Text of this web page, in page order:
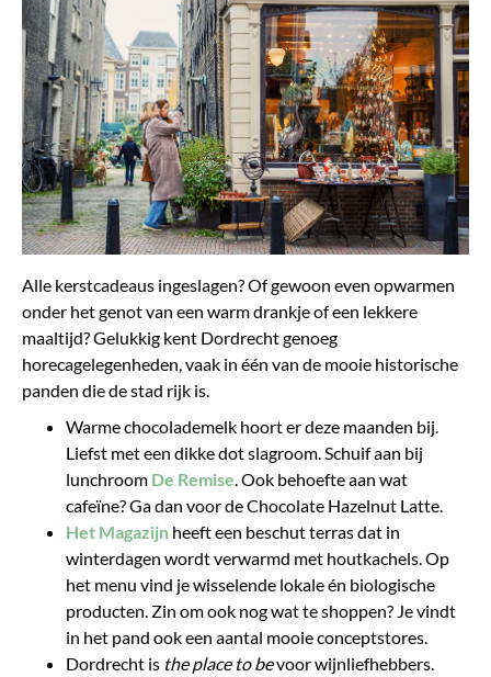
Alle kerstcadeaus ingeslagen? Of gewoon even opwarmen
onder het genot van een warm drankje of een lekkere
maaltijd? Gelukkig kent Dordrecht genoeg
horecagelegenheden, vaak in één van de mooie historische
panden die de stad rijk is.
​Warme chocolademelk hoort er deze maanden bij.
Liefst met een dikke dot slagroom. Schuif aan bij
lunchroom De Remise . Ook behoefte aan wat
cafeïne? Ga dan voor de Chocolate Hazelnut Latte.
Het Magazijn heeft een beschut terras dat in
winterdagen wordt verwarmd met houtkachels. Op
het menu vind je wisselende lokale én biologische
producten. Zin om ook nog wat te shoppen? Je vindt
in het pand ook een aantal mooie conceptstores.
Dordrecht is the place to bevoor wijnliefhebbers.